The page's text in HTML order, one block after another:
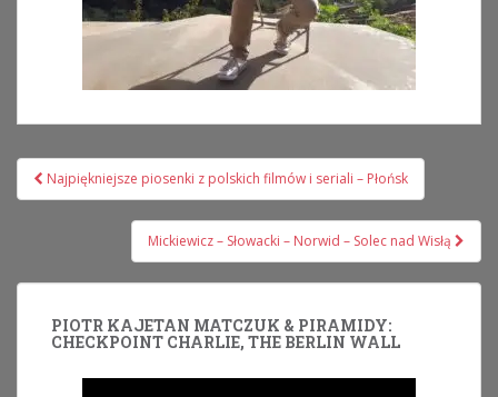
Nawigacja
wpisu
Najpiękniejsze piosenki z polskich filmów i seriali – Płońsk
Mickiewicz – Słowacki – Norwid – Solec nad Wisłą
PIOTR KAJETAN MATCZUK & PIRAMIDY:
CHECKPOINT CHARLIE, THE BERLIN WALL